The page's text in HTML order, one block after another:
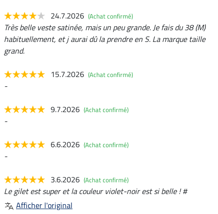
24.7.2026 (Achat confirmé)
Très belle veste satinée, mais un peu grande. Je fais du 38 (M)
habituellement, et j aurai dû la prendre en S. La marque taille
grand.
15.7.2026 (Achat confirmé)
-
9.7.2026 (Achat confirmé)
-
6.6.2026 (Achat confirmé)
-
3.6.2026 (Achat confirmé)
Le gilet est super et la couleur violet-noir est si belle ! #
Afficher l'original